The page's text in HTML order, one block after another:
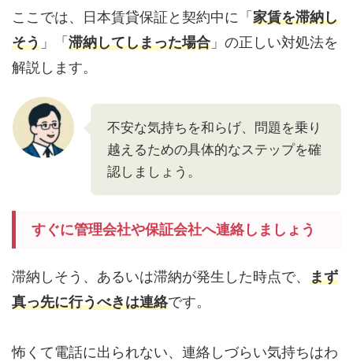
ここでは、日本賃貸保証と契約中に「 家賃を滞納し
そう 」「 滞納してしまった場合 」の正しい対処法を
解説します。
不安な気持ちを和らげ、問題を乗り
越えるための具体的なステップを確
認しましょう。
すぐに管理会社や保証会社へ連絡しましょう
滞納しそう、あるいは滞納が発生した時点で、 まず
真っ先に行うべきは連絡です。
怖くて電話に出られない、連絡しづらい気持ちはわ